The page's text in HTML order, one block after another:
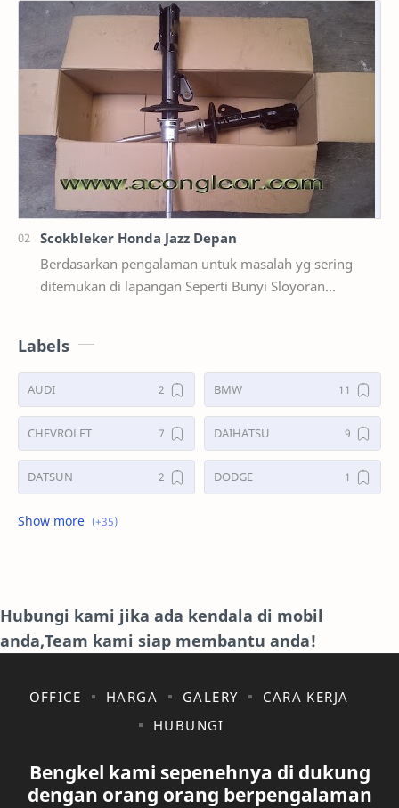
Scokbleker Honda Jazz Depan
Berdasarkan pengalaman untuk masalah yg sering
ditemukan di lapangan Seperti Bunyi Sloyoran
Labels
AUDI BMW
CHEVROLET DAIHATSU
DATSUN DODGE
FORD
INTERNET ISUZU
JAGUAR. KAKI-KAKI
KIA KONSULTASI
MAZDA MERCEDES BANZ
Hubungi kami jika ada kendala di mobil
anda,Team kami siap membantu anda!
OFFICE HARGA GALERY
CARA KERJA
HUBUNGI
Bengkel kami sepenehnya di dukung
dengan orang orang berpengalaman